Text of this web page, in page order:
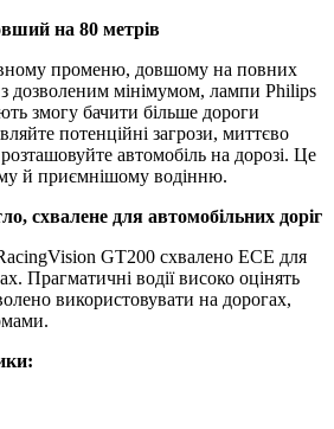
на 80 метрів
променю, довшому на повних
з дозволеним мінімумом, лампи Philips
змогу бачити більше дороги
потенційні загрози, миттєво
автомобіль на дорозі. Це
й приємнішому водінню.
схвалене для автомобільних доріг
GT200 схвалено ECE для
Прагматичні водії високо оцінять
використовувати на дорогах,